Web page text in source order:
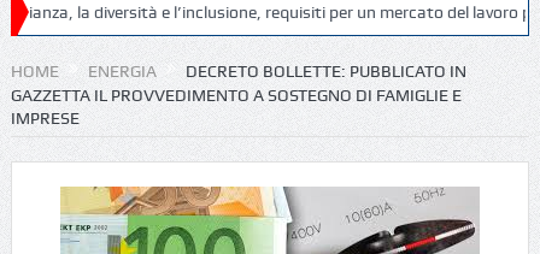
diversità e l’inclusione, requisiti per un mercato del lavoro più equo,
HOME ENERGIA
DECRETO BOLLETTE: PUBBLICATO IN
GAZZETTA IL PROVVEDIMENTO A SOSTEGNO DI FAMIGLIE E
IMPRESE